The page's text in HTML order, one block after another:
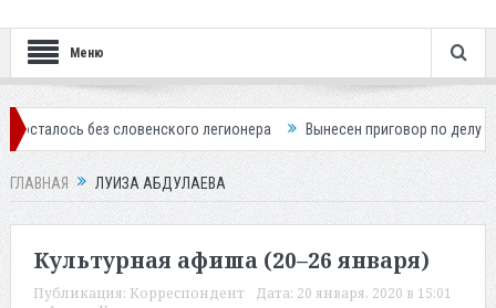
Меню
без словенского легионера Вынесен приговор по делу о
ГЛАВНАЯ ЛУИЗА АБДУЛАЕВА
Культурная афиша (20–26 января)
Публикация: Корреспондент Дата: 20 января, 2020 в 15:01